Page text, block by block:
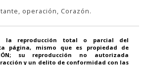
operación, Corazón.
la reproducción total o parcial del
página, mismo que es propiedad de
su reproducción no autorizada
y un delito de conformidad con las